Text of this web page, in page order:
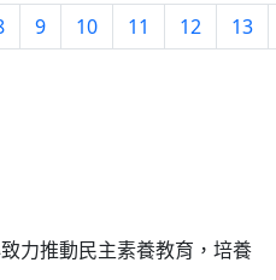
9 10 11 12 13
力推動民主素養教育，培養